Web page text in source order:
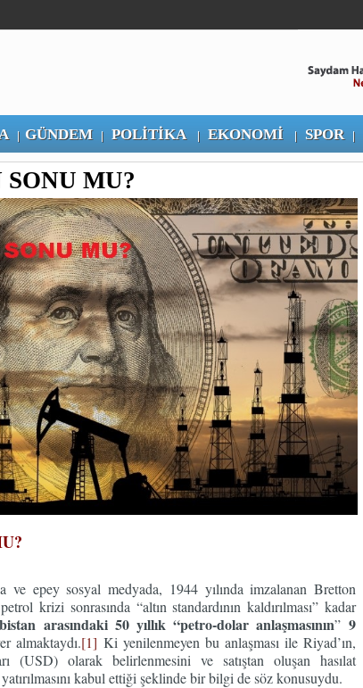
| GÜNDEM| POLİTİKA | EKONOMİ | SPOR|
MU?
ve epey sosyal medyada, 1944 yılında imzalanan Bretton
krizi sonrasında “altın standardının kaldırılması” kadar
arasındaki 50 yıllık “petro-dolar anlaşmasının”9
almaktaydı.[1] Ki yenilenmeyen bu anlaşması ile Riyad’ın,
(USD) olarak belirlenmesini ve satıştan oluşan hasılat
kabul ettiği şeklinde bir bilgi de söz konusuydu.